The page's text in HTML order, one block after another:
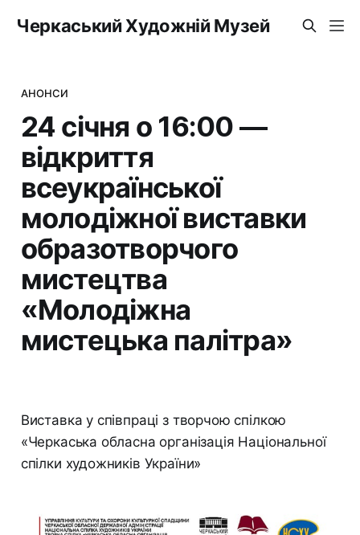
Черкаський Художній Музей
АНОНСИ
24 січня о 16:00 —
відкриття
всеукраїнської
молодіжної виставки
образотворчого
мистецтва
«Молодіжна
мистецька палітра»
Виставка у співпраці з творчою спілкою
«Черкаська обласна організація Національної
спілки художників України»